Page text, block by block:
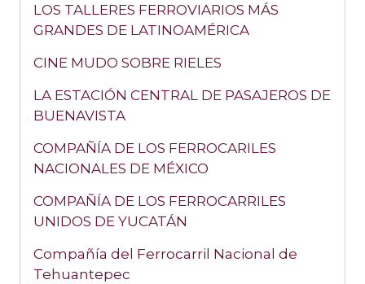
LOS TALLERES FERROVIARIOS MÁS
GRANDES DE LATINOAMÉRICA
CINE MUDO SOBRE RIELES
LA ESTACIÓN CENTRAL DE PASAJEROS DE
BUENAVISTA
COMPAÑÍA DE LOS FERROCARILES
NACIONALES DE MÉXICO
COMPAÑÍA DE LOS FERROCARRILES
UNIDOS DE YUCATÁN
Compañía del Ferrocarril Nacional de
Tehuantepec